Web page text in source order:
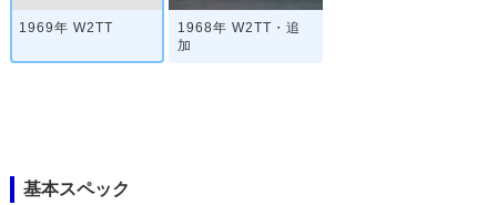
1969年 W2TT
1968年 W2TT・追
加
基本スペック